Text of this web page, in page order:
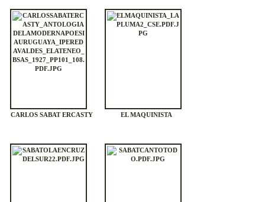
CARLOS SABAT ERCASTY EL MAQUINISTA